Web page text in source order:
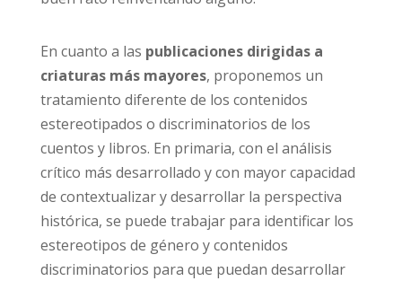
En cuanto a las publicaciones dirigidas a
criaturas más mayores, proponemos un
tratamiento diferente de los contenidos
estereotipados o discriminatorios de los
cuentos y libros. En primaria, con el análisis
crítico más desarrollado y con mayor capacidad
de contextualizar y desarrollar la perspectiva
histórica, se puede trabajar para identificar los
estereotipos de género y contenidos
discriminatorios para que puedan desarrollar